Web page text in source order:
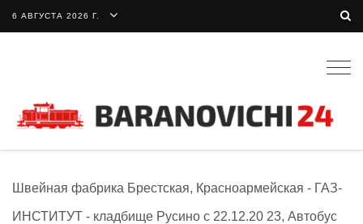
6 АВГУСТА 2026 Г.
Швейная фабрика Брестская, Красноармейская - ГАЗ-
ИНСТИТУТ - кладбище Русино с 22.12.20 23, Автобус